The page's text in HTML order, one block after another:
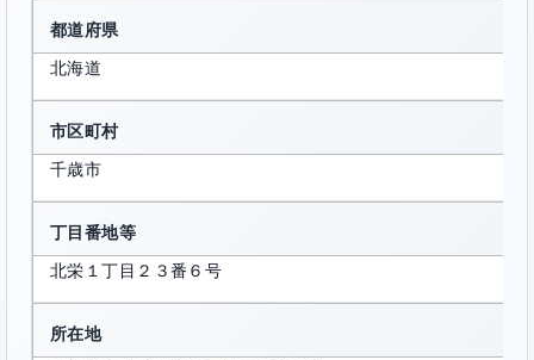
都道府県
北海道
市区町村
千歳市
丁目番地等
北栄１丁目２３番６号
所在地